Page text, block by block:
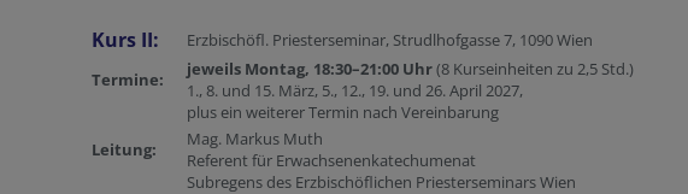
Kurs II:
Erzbischöfl. Priesterseminar, Strudlhofgasse 7, 1090 Wien
Termine:
jeweils Montag, 18:30–21:00 Uhr(8 Kurseinheiten zu 2,5 Std.)
1., 8. und 15. März, 5., 12., 19. und 26. April 2027,
plus ein weiterer Termin nach Vereinbarung
Leitung:
Mag. Markus Muth
Referent für Erwachsenenkatechumenat
Subregens des Erzbischöflichen Priesterseminars Wien